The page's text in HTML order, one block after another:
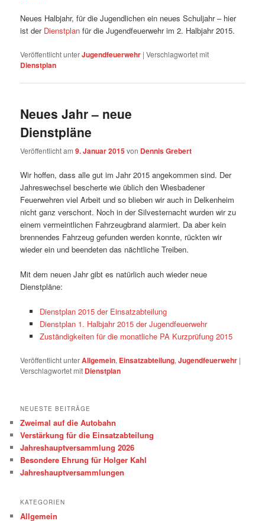
Neues Halbjahr, für die Jugendlichen ein neues Schuljahr – hier
ist der Dienstplan für die Jugendfeuerwehr im 2. Halbjahr 2015.
Veröffentlicht unterJugendfeuerwehr |Verschlagwortet mit
Dienstplan
Neues Jahr – neue
Dienstpläne
Veröffentlicht am9. Januar 2015von Dennis Grebert
Wir hoffen, dass alle gut im Jahr 2015 angekommen sind. Der
Jahreswechsel bescherte wie üblich den Wiesbadener
Feuerwehren viel Arbeit und so blieben wir auch in Delkenheim
nicht ganz verschont. Noch in der Silvesternacht wurden wir zu
einem vermeintlichen Fahrzeugbrand alarmiert. Da aber kein
brennendes Fahrzeug gefunden werden konnte, rückten wir
wieder ein und beendeten das nächtliche Treiben.
Mit dem neuen Jahr gibt es natürlich auch wieder neue
Dienstpläne:
Dienstplan 2015 der Einsatzabteilung
Dienstplan 1. Halbjahr 2015 der Jugendfeuerwehr
Zuständigkeiten für die monatliche PA Kurzprüfung 2015
Veröffentlicht unterAllgemein, Einsatzabteilung,Jugendfeuerwehr |
Verschlagwortet mit Dienstplan
NEUESTE BEITRÄGE
Zweimal auf die Autobahn
Verstärkung für die Einsatzabteilung
Jahreshauptversammlung 2026
Besondere Ehrung für Holger Kahl
Jahreshauptversammlungen
KATEGORIEN
Allgemein